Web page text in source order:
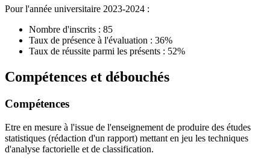
Pour l'année universitaire 2023-2024 :
Nombre d'inscrits : 85
Taux de présence à l'évaluation : 36%
Taux de réussite parmi les présents : 52%
Compétences et débouchés
Compétences
Etre en mesure à l'issue de l'enseignement de produire des études
statistiques (rédaction d'un rapport) mettant en jeu les techniques
d'analyse factorielle et de classification.